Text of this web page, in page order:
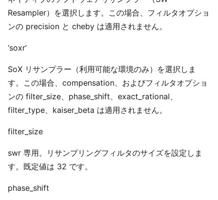
Resampler）を選択します。この場合、フィルタオプショ
ンの precision と cheby は適用されません。
‘soxr’
SoX リサンプラー（利用可能な環境のみ）を選択しま
す。この場合、compensation、およびフィルタオプショ
ンの filter_size、phase_shift、exact_rational、
filter_type、kaiser_beta は適用されません。
filter_size
swr 専用。リサンプリングフィルタのサイズを設定しま
す。既定値は 32 です。
phase_shift